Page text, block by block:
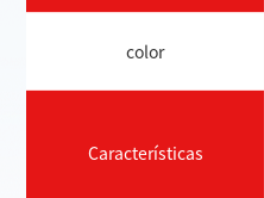
color
Características